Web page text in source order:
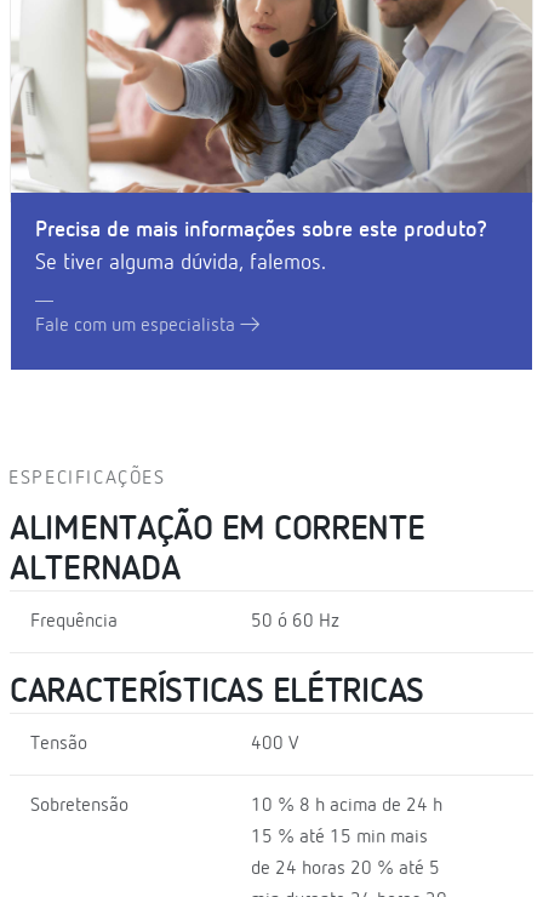
Precisa de mais informações sobre este produto?
Se tiver alguma dúvida, falemos.
Fale com um especialista
ESPECIFICAÇÕES
ALIMENTAÇÃO EM CORRENTE
ALTERNADA
Frequência 50 ó 60 Hz
CARACTERÍSTICAS ELÉTRICAS
Tensão 400 V
Sobretensão
10 % 8 h acima de 24 h
15 % até 15 min mais
de 24 horas 20 % até 5